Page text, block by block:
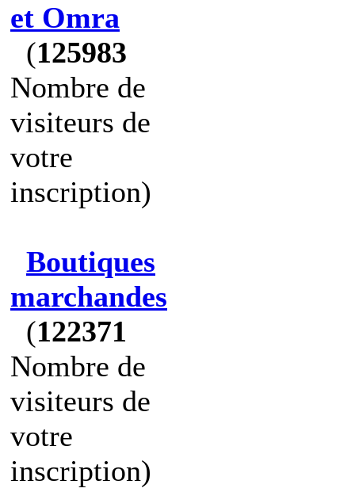
et Omra
(125983
Nombre de
visiteurs de
votre
inscription)
Boutiques
marchandes
(122371
Nombre de
visiteurs de
votre
inscription)